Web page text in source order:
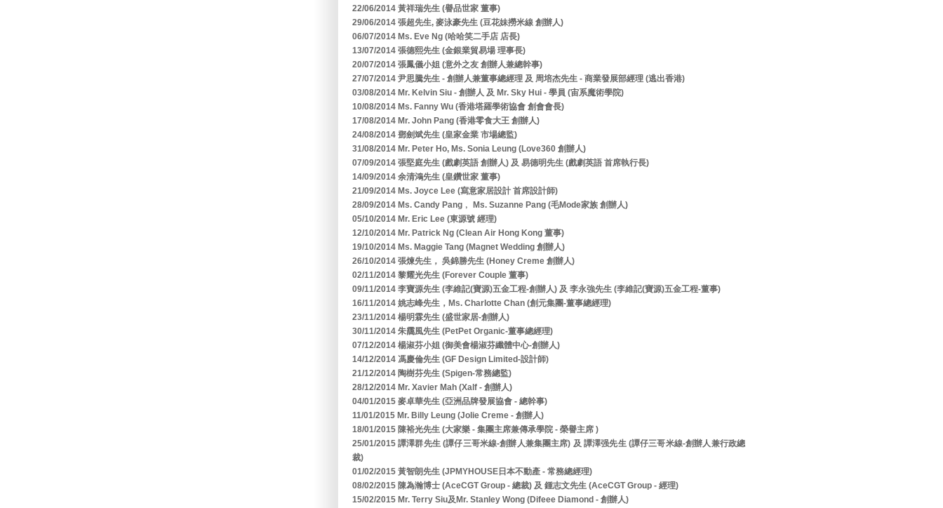
22/06/2014 黃祥瑞先生 (譽品世家 董事)
29/06/2014 張超先生, 麥泳豪先生 (豆花妹撈米線 創辦人)
06/07/2014 Ms. Eve Ng (哈哈笑二手店 店長)
13/07/2014 張德熙先生 (金銀業貿易場 理事長)
20/07/2014 張鳳儀小姐 (意外之友 創辦人兼總幹事)
27/07/2014 尹思騰先生 - 創辦人兼董事總經理 及 周培杰先生 - 商業發展部經理 (逃出香港)
03/08/2014 Mr. Kelvin Siu - 創辦人 及 Mr. Sky Hui - 學員 (宙系魔術學院)
10/08/2014 Ms. Fanny Wu (香港塔羅學術協會 創會會長)
17/08/2014 Mr. John Pang (香港零食大王 創辦人)
24/08/2014 鄧劍斌先生 (皇家金業 市場總監)
31/08/2014 Mr. Peter Ho, Ms. Sonia Leung (Love360 創辦人)
07/09/2014 張堅庭先生 (戲劇英語 創辦人) 及 易德明先生 (戲劇英語 首席執行長)
14/09/2014 余清鴻先生 (皇鑽世家 董事)
21/09/2014 Ms. Joyce Lee (寫意家居設計 首席設計師)
28/09/2014 Ms. Candy Pang﹐ Ms. Suzanne Pang (毛Mode家族 創辦人)
05/10/2014 Mr. Eric Lee (東源號 經理)
12/10/2014 Mr. Patrick Ng (Clean Air Hong Kong 董事)
19/10/2014 Ms. Maggie Tang (Magnet Wedding 創辦人)
26/10/2014 張煉先生， 吳錦勝先生 (Honey Creme 創辦人)
02/11/2014 黎耀光先生 (Forever Couple 董事)
09/11/2014 李寶源先生 (李維記(寶源)五金工程-創辦人) 及 李永強先生 (李維記(寶源)五金工程-董事)
16/11/2014 姚志峰先生，Ms. Charlotte Chan (創元集團-董事總經理)
23/11/2014 楊明霖先生 (盛世家居-創辦人)
30/11/2014 朱靄風先生 (PetPet Organic-董事總經理)
07/12/2014 楊淑芬小姐 (御美會楊淑芬纖體中心-創辦人)
14/12/2014 馮慶倫先生 (GF Design Limited-設計師)
21/12/2014 陶樹芬先生 (Spigen-常務總監)
28/12/2014 Mr. Xavier Mah (Xalf - 創辦人)
04/01/2015 麥卓華先生 (亞洲品牌發展協會 - 總幹事)
11/01/2015 Mr. Billy Leung (Jolie Creme - 創辦人)
18/01/2015 陳裕光先生 (大家樂 - 集團主席兼傳承學院 - 榮譽主席 )
25/01/2015 譚澤群先生 (譚仔三哥米線-創辦人兼集團主席) 及 譚澤强先生 (譚仔三哥米線-創辦人兼行政總
裁)
01/02/2015 黃智朗先生 (JPMYHOUSE日本不動產 - 常務總經理)
08/02/2015 陳為瀚博士 (AceCGT Group - 總裁) 及 鍾志文先生 (AceCGT Group - 經理)
15/02/2015 Mr. Terry Siu及Mr. Stanley Wong (Difeee Diamond - 創辦人)